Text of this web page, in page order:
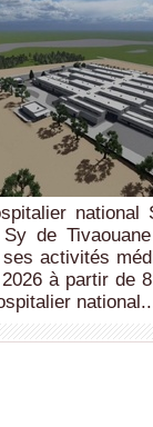
national
de
activités
à partir de